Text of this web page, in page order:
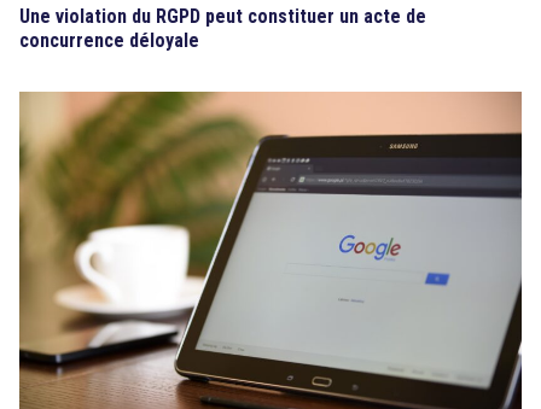
Une violation du RGPD peut constituer un acte de
concurrence déloyale